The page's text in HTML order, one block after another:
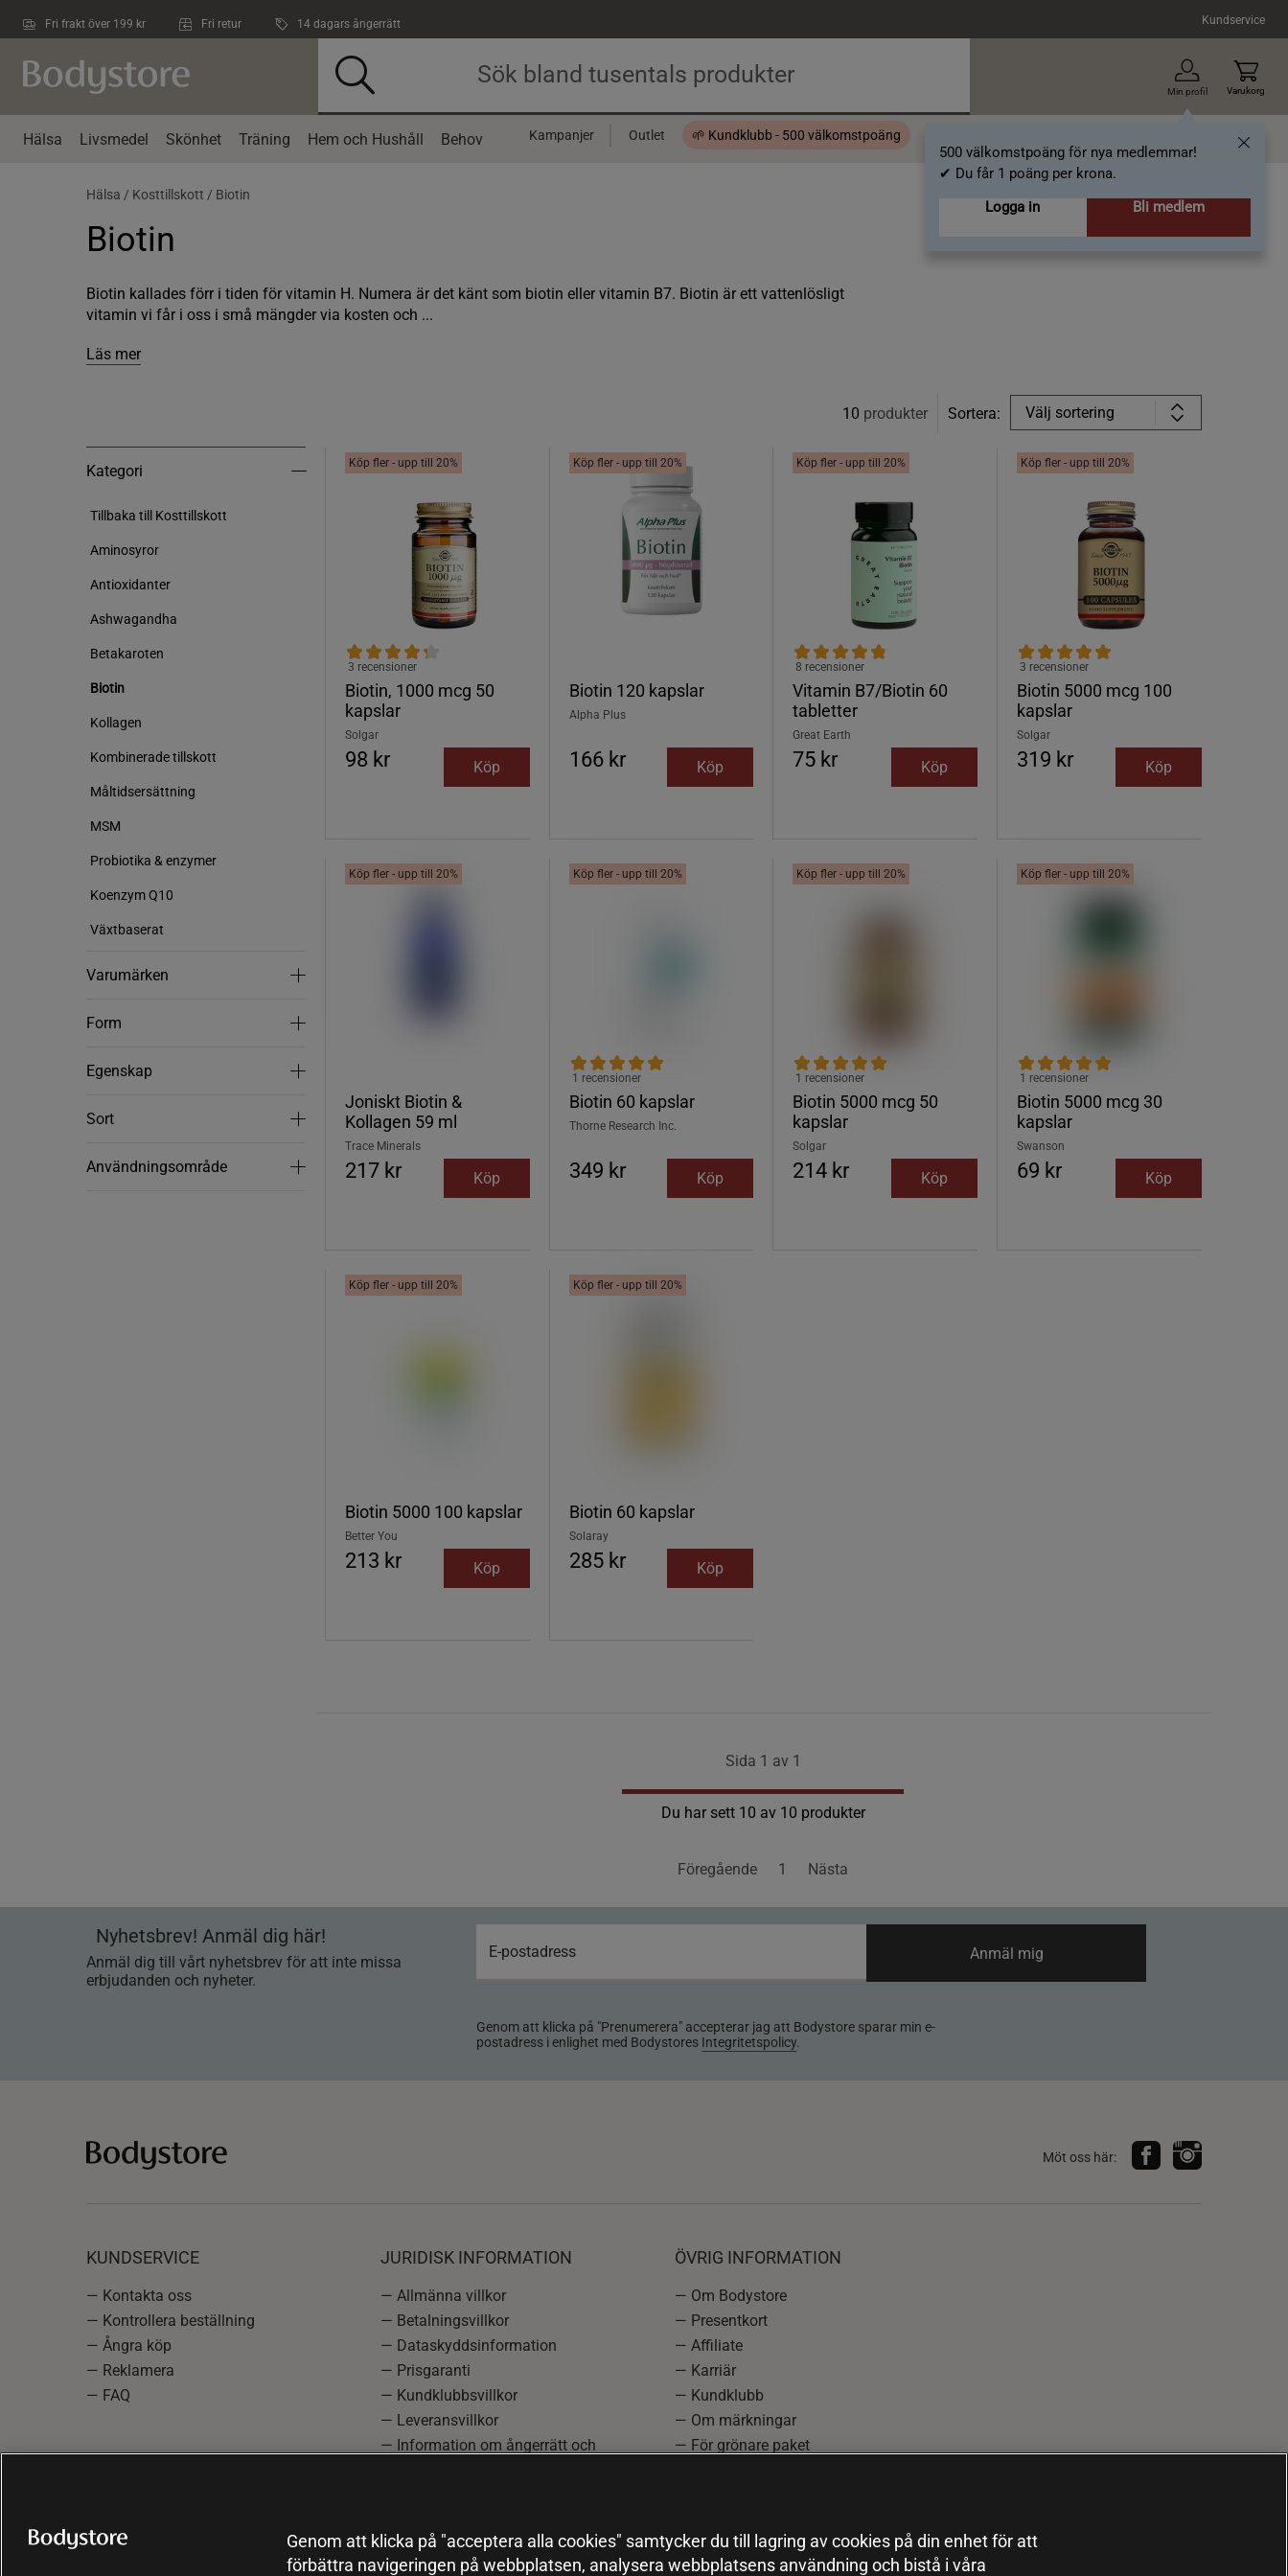
Fri frakt över 199 kr Fri retur 14 dagars ångerrätt Kundservice
Min profil
500 välkomstpoäng för nya medlemmar!
✔ Du får 1 poäng per krona.
Logga in
Bli medlem
Varukorg
Hälsa Livsmedel Skönhet Träning Hem och Hushåll Behov Kampanjer Outlet 🌱 Kundklubb - 500 välkomstpoäng
Hälsa / Kosttillskott / Biotin
Biotin
Biotin kallades förr i tiden för vitamin H. Numera är det känt som biotin eller vitamin B7. Biotin är ett vattenlösligt
vitamin vi får i oss i små mängder via kosten och ...
Läs mer
10 produkter Sortera: Välj sortering
Kategori
Tillbaka till Kosttillskott
Aminosyror
Antioxidanter
Ashwagandha
Betakaroten
Biotin
Kollagen
Kombinerade tillskott
Måltidsersättning
MSM
Probiotika & enzymer
Koenzym Q10
Växtbaserat
Varumärken
Form
EgenskapEgenskap
SortSort
AnvändningsområdeAnvändningsområde
Köp fler - upp till 20%
Biotin, 1000 mcg 50
kapslar
3 recensioner
Solgar
98 kr Köp
Köp fler - upp till 20%
Biotin 120 kapslar
Alpha Plus
166 kr Köp
Köp fler - upp till 20%
Vitamin B7/Biotin 60
tabletter
8 recensioner
Great Earth
75 kr Köp
Köp fler - upp till 20%
Biotin 5000 mcg 100
kapslar
3 recensioner
Solgar
319 kr Köp
Köp fler - upp till 20%
Joniskt Biotin &
Kollagen 59 ml
Trace Minerals
217 kr Köp
Köp fler - upp till 20%
Biotin 60 kapslar
1 recensioner
Thorne Research Inc.
349 kr Köp
Köp fler - upp till 20%
Biotin 5000 mcg 50
kapslar
1 recensioner
Solgar
214 kr Köp
Köp fler - upp till 20%
Biotin 5000 mcg 30
kapslar
1 recensioner
Swanson
69 kr Köp
Köp fler - upp till 20%
Biotin 5000 100 kapslar
Better You
213 kr Köp
Köp fler - upp till 20%
Biotin 60 kapslar
Solaray
285 kr Köp
Sida 1 av 1
Du har sett 10 av 10 produkter
Föregående 1 Nästa
Nyhetsbrev! Anmäl dig här!
Anmäl dig till vårt nyhetsbrev för att inte missa
erbjudanden och nyheter.
Genom att klicka på "Prenumerera" accepterar jag att Bodystore sparar min e-
postadress i enlighet med Bodystores Integritetspolicy.
Anmäl mig
Möt oss här:
KUNDSERVICE
— Kontakta oss
— Kontrollera beställning
— Ångra köp
— Reklamera
— FAQ
JURIDISK INFORMATION
— Allmänna villkor
— Betalningsvillkor
— Dataskyddsinformation
— Prisgaranti
— Kundklubbsvillkor
— Leveransvillkor
— Information om ångerrätt och
ÖVRIG INFORMATION
— Om Bodystore
— Presentkort
— Affiliate
— Karriär
— Kundklubb
— Om märkningar
— För grönare paket
Genom att klicka på "acceptera alla cookies" samtycker du till lagring av cookies på din enhet för att
förbättra navigeringen på webbplatsen, analysera webbplatsens användning och bistå i våra